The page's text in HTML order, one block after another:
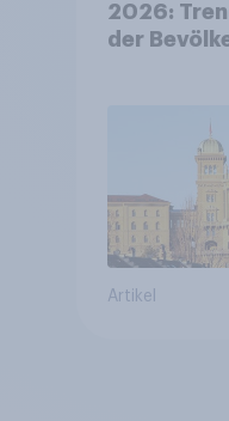
2026:
der
Artikel